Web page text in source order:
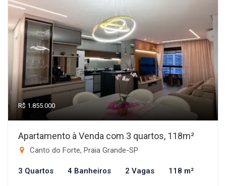
R$ 1.855.000
Apartamento à Venda com 3 quartos, 118m²
Canto do Forte, Praia Grande-SP
3 Quartos 4 Banheiros 2 Vagas 118 m²